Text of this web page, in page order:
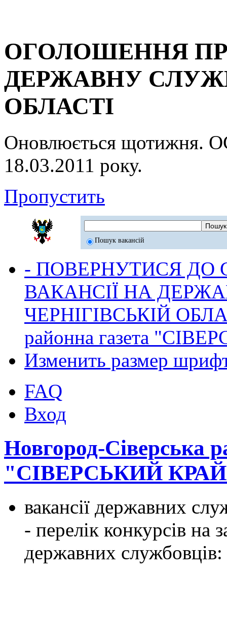
ОГОЛОШЕННЯ
ДЕРЖАВНУ
ОБЛАСТІ
Оновлюється
18.03.2011 року.
Пропустить
Пошук вакансій
- ПОВЕРНУТИСЯ ДО
ВАКАНСІЇ НА
ЧЕРНІГІВСЬКІЙ
районна газета
Изменить размер
FAQ
Вход
Новгород-Сіверська
"СІВЕРСЬКИЙ
вакансії державних
- перелік конкурсів на
державних службовців: